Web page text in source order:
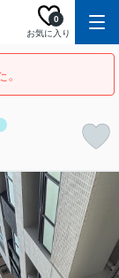
お気に入り
0